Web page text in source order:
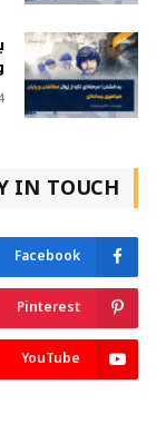
4
IN TOUCH
Facebook
Pinterest
YouTube